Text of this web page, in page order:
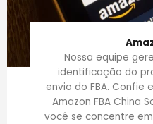
Nossa equipe
identificação do
envio do FBA. Confie
Amazon FBA China
você se concentre